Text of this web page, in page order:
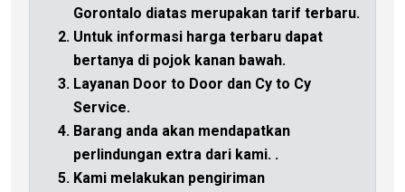
Gorontalo diatas merupakan tarif terbaru.
Untuk informasi harga terbaru dapat
bertanya di pojok kanan bawah.
Layanan Door to Door dan Cy to Cy
Service.
Barang anda akan mendapatkan
perlindungan extra dari kami. .
Kami melakukan pengiriman